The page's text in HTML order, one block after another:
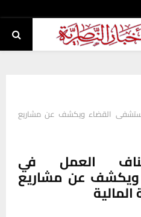
القضاء ويكشف عن مشاريع
العمل في
عن مشاريع